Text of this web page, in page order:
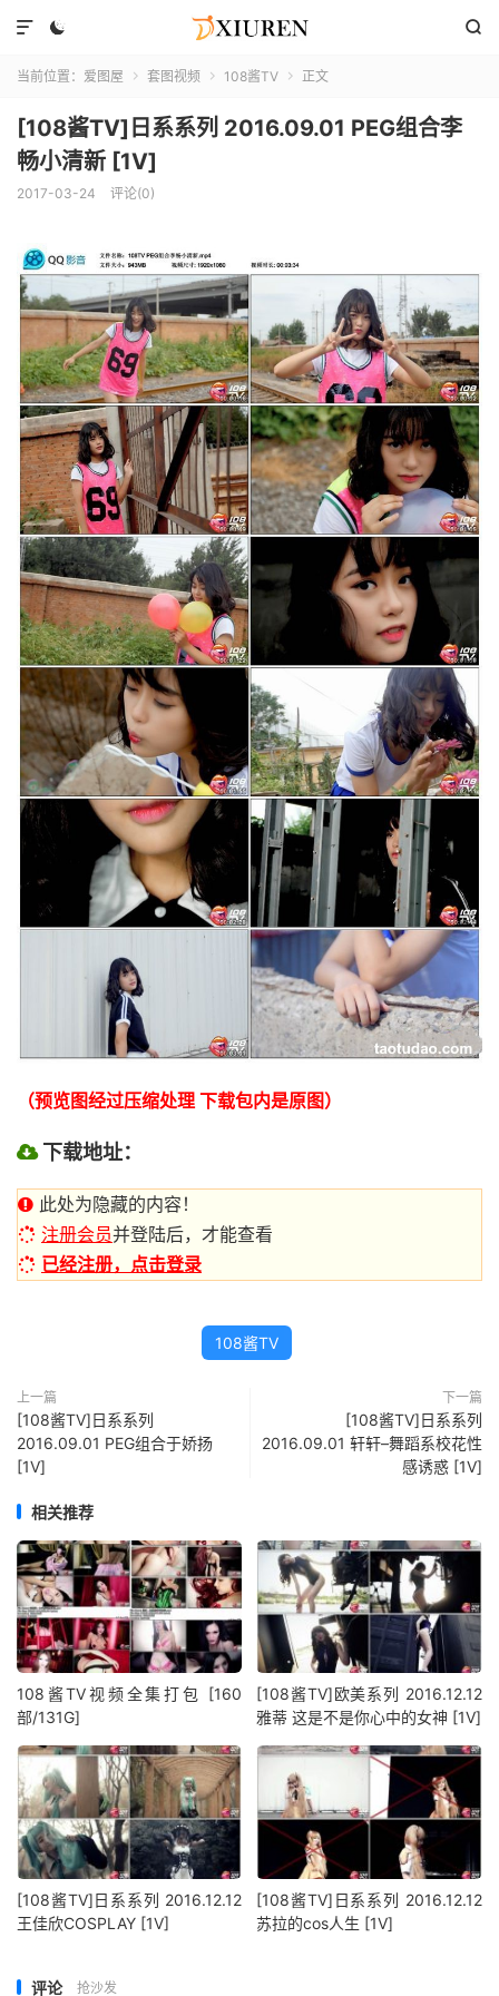
 

当前位置： 爱图屋  套图视频  108酱TV  正文
[108酱TV]日系系列 2016.09.01 PEG组合李
畅小清新 [1V]
2017-03-24 评论(0)
（预览图经过压缩处理 下载包内是原图）
下载地址：
此处为隐藏的内容！
注册会员并登陆后，才能查看
已经注册，点击登录
108酱TV
上一篇
[108酱TV]日系系列
2016.09.01 PEG组合于娇扬
[1V]
下一篇
[108酱TV]日系系列
2016.09.01 轩轩–舞蹈系校花性
感诱惑 [1V]
相关推荐
108酱TV视频全集打包 [160
部/131G]
[108酱TV]欧美系列 2016.12.12
雅蒂 这是不是你心中的女神 [1V]
[108酱TV]日系系列 2016.12.12
王佳欣COSPLAY [1V]
[108酱TV]日系系列 2016.12.12
苏拉的cos人生 [1V]
评论 抢沙发